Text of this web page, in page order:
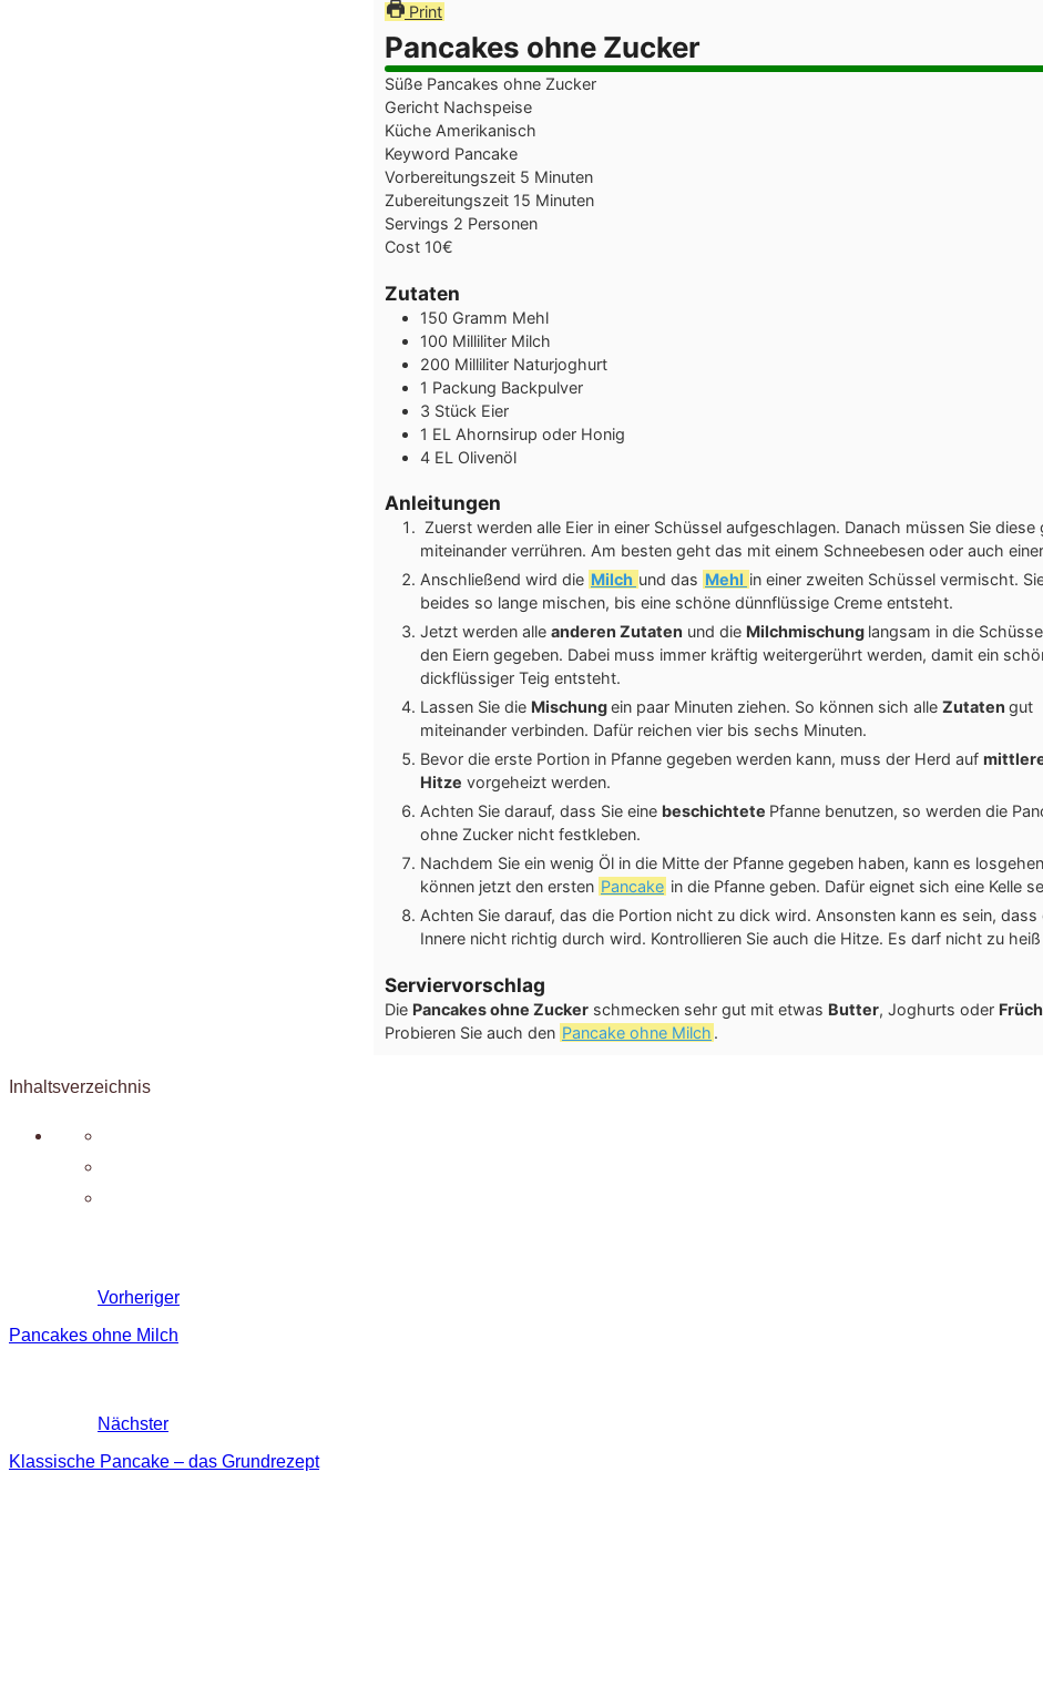
Print
Pancakes ohne Zucker
Süße Pancakes ohne Zucker
Gericht Nachspeise
Küche Amerikanisch
Keyword Pancake
Vorbereitungszeit 5 Minuten
Minuten
Zubereitungszeit 15 Minuten
Minuten
Servings 2 Personen
Cost 10€
Zutaten
150 Gramm Mehl
100 Milliliter Milch
200 Milliliter Naturjoghurt
1 Packung Backpulver
3 Stück Eier
1 EL Ahornsirup oder Honig
4 EL Olivenöl
Anleitungen
Zuerst werden alle Eier in einer Schüssel aufgeschlagen. Danach müssen Sie diese
miteinander verrühren. Am besten geht das mit einem Schneebesen oder auch
Anschließend wird die Milch und das Mehl in einer zweiten Schüssel vermischt.
beides so lange mischen, bis eine schöne dünnflüssige Creme entsteht.
Jetzt werden alle anderen Zutaten und die Milchmischung langsam in die
den Eiern gegeben. Dabei muss immer kräftig weitergerührt werden, damit ein
dickflüssiger Teig entsteht.
Lassen Sie die Mischungein paar Minuten ziehen. So können sich alle Zutaten gut
miteinander verbinden. Dafür reichen vier bis sechs Minuten.
Bevor die erste Portion in Pfanne gegeben werden kann, muss der Herd auf
Hitze vorgeheizt werden.
Achten Sie darauf, dass Sie eine beschichtete Pfanne benutzen, so werden die
ohne Zucker nicht festkleben.
Nachdem Sie ein wenig Öl in die Mitte der Pfanne gegeben haben, kann es
können jetzt den ersten Pancake in die Pfanne geben. Dafür eignet sich eine Kelle
Achten Sie darauf, das die Portion nicht zu dick wird. Ansonsten kann es sein, dass
Innere nicht richtig durch wird. Kontrollieren Sie auch die Hitze. Es darf nicht zu heiß
Serviervorschlag
Die Pancakes ohne Zucker schmecken sehr gut mit etwas Butter, Joghurts oder
Probieren Sie auch den Pancake ohne Milch .
Inhaltsverzeichnis
Vorheriger
Pancakes ohne Milch
Nächster
Klassische Pancake – das Grundrezept